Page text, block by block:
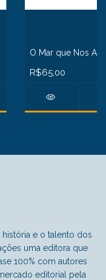
O Mar que Nos
R$65,00
história e o talento dos
uma editora que
100% com autores
editorial pela